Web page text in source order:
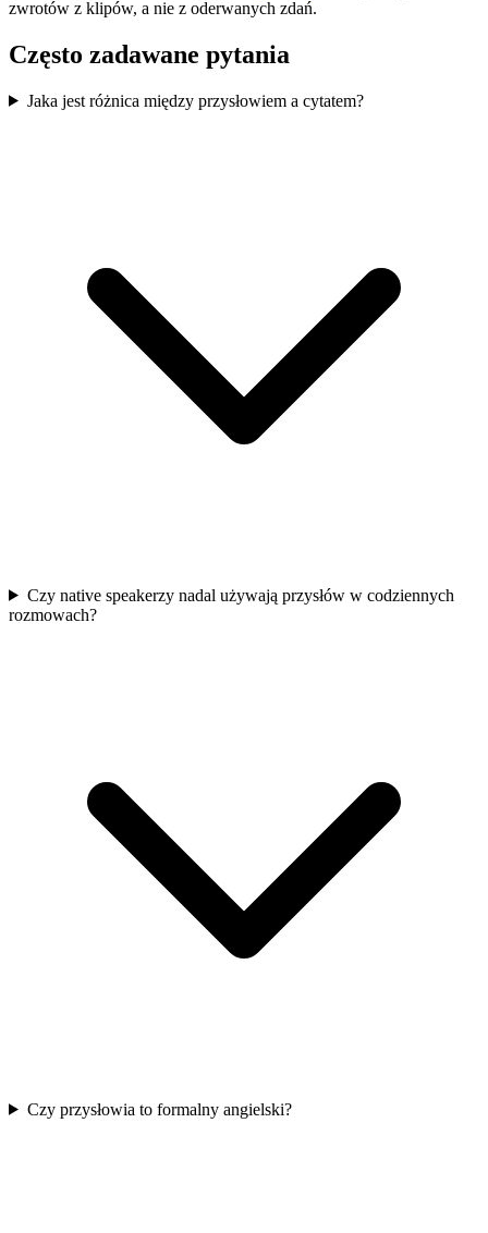
zwrotów z klipów, a nie z oderwanych zdań.
Często zadawane pytania
Jaka jest różnica między przysłowiem a cytatem?
Czy native speakerzy nadal używają przysłów w codziennych
rozmowach?
Czy przysłowia to formalny angielski?